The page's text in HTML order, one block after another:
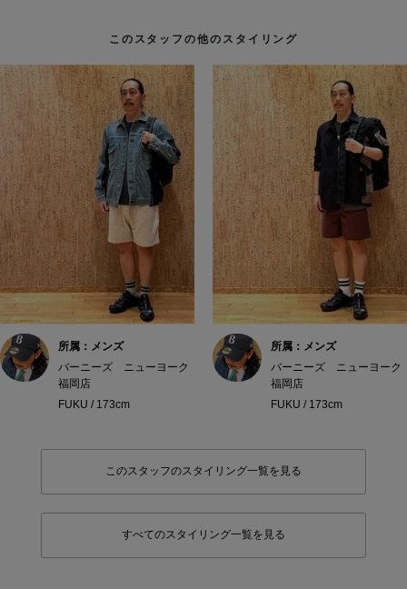
このスタッフの他のスタイリング
所属：メンズ
バーニーズ ニューヨーク
福岡店
FUKU / 173cm
所属：メンズ
バーニーズ ニューヨーク
福岡店
FUKU / 173cm
このスタッフのスタイリング一覧を見る
すべてのスタイリング一覧を見る